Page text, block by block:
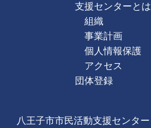
支援センターとは
組織
事業計画
個人情報保護
アクセス
団体登録
八王子市市民活動支援センタ